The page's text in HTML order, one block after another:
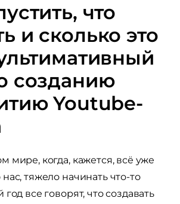
что
и сколько это
созданию
Youtube-
мире, когда, кажется, всё уже
тяжело начинать что-то
все говорят, что создавать